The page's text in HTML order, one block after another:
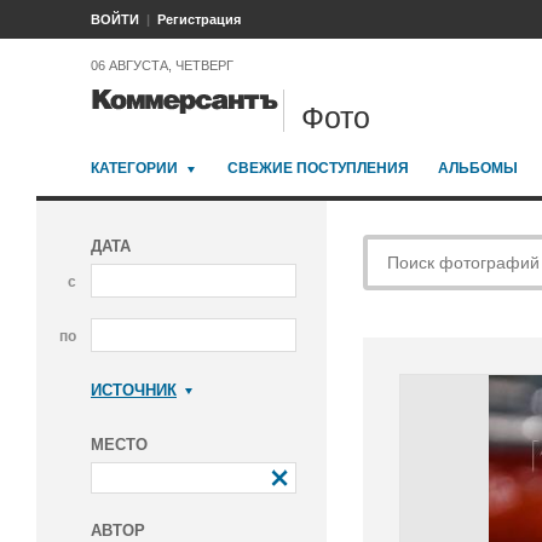
ВОЙТИ Регистрация
06 АВГУСТА, ЧЕТВЕРГ
Фото
КАТЕГОРИИ СВЕЖИЕ ПОСТУПЛЕНИЯ АЛЬБОМЫ
ДАТА
с
по
ИСТОЧНИК
МЕСТО
АВТОР